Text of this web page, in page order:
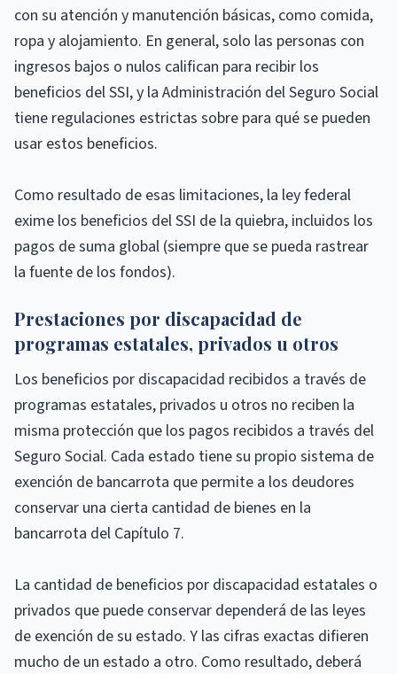
con su atención y manutención básicas, como comida,
ropa y alojamiento. En general, solo las personas con
ingresos bajos o nulos califican para recibir los
beneficios del SSI, y la Administración del Seguro Social
tiene regulaciones estrictas sobre para qué se pueden
usar estos beneficios.
Como resultado de esas limitaciones, la ley federal
exime los beneficios del SSI de la quiebra, incluidos los
pagos de suma global (siempre que se pueda rastrear
la fuente de los fondos).
Prestaciones por discapacidad de
programas estatales, privados u otros
Los beneficios por discapacidad recibidos a través de
programas estatales, privados u otros no reciben la
misma protección que los pagos recibidos a través del
Seguro Social. Cada estado tiene su propio sistema de
exención de bancarrota que permite a los deudores
conservar una cierta cantidad de bienes en la
bancarrota del Capítulo 7.
La cantidad de beneficios por discapacidad estatales o
privados que puede conservar dependerá de las leyes
de exención de su estado. Y las cifras exactas difieren
mucho de un estado a otro. Como resultado, deberá